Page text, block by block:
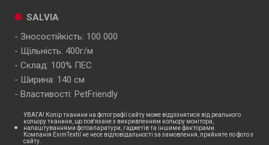
SALVIA
Зносостійкість: 100 000
Щільність: 400г/м
Склад: 100% ПЕC
Ширина: 140 см
Властивості: PetFriendly
УВАГА! Колір тканини на фотографії сайту може відрізнятися від реального
кольору тканини, що пов'язане з викривленням кольору монітора,
налаштуваннями фотоапаратури, гаджетів та іншими факторами.
Компанія EximTextil не несе відповідальності за замовлення, прийняте по фото з
сайту.